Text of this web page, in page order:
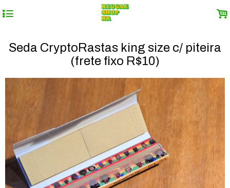
4 .
Seda CryptoRastas king size c/ piteira
(frete fixo R$10)